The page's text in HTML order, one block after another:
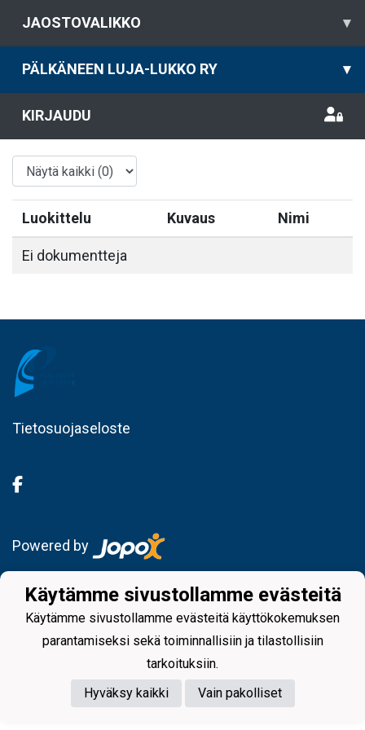
JAOSTOVALIKKO ▾
PÄLKÄNEEN LUJA-LUKKO RY ▾
KIRJAUDU
Luokittelu Kuvaus Nimi
Ei dokumentteja
Tietosuojaseloste
Powered by
Käytämme sivustollamme evästeitä
Käytämme sivustollamme evästeitä käyttökokemuksen
parantamiseksi sekä toiminnallisiin ja tilastollisiin
tarkoituksiin.
Hyväksy kaikki
Vain pakolliset